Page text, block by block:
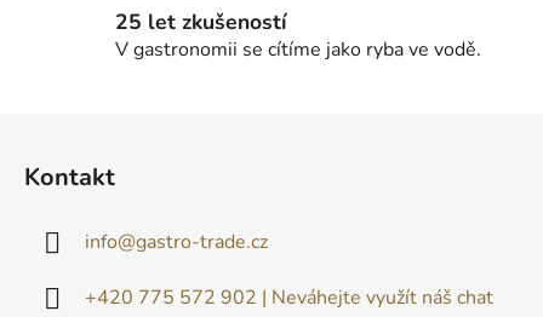
u
25 let zkušeností
V gastronomii se cítíme jako ryba ve vodě.
Kontakt
info@gastro-trade.cz
+420 775 572 902 | Neváhejte využít náš chat